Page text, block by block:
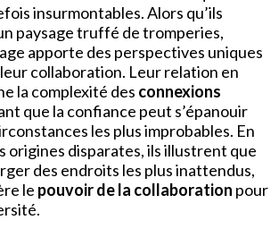
insurmontables. Alors qu’ils
paysage truffé de tromperies,
apporte des perspectives uniques
collaboration. Leur relation en
la complexité des connexions
que la confiance peut s’épanouir
les plus improbables. En
origines disparates, ils illustrent que
des endroits les plus inattendus,
le pouvoir de la collaboration pour